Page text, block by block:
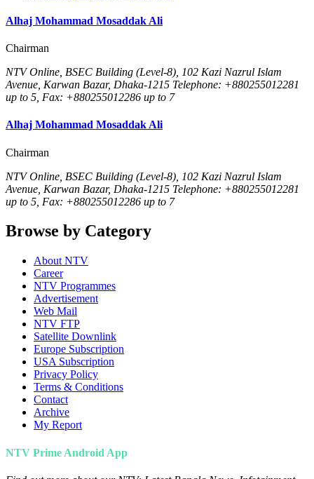
Alhaj Mohammad Mosaddak Ali
Chairman
NTV Online, BSEC Building (Level-8), 102 Kazi Nazrul Islam
Avenue, Karwan Bazar, Dhaka-1215 Telephone: +880255012281
up to 5, Fax: +880255012286 up to 7
Alhaj Mohammad Mosaddak Ali
Chairman
NTV Online, BSEC Building (Level-8), 102 Kazi Nazrul Islam
Avenue, Karwan Bazar, Dhaka-1215 Telephone: +880255012281
up to 5, Fax: +880255012286 up to 7
Browse by Category
About NTV
Career
NTV Programmes
Advertisement
Web Mail
NTV FTP
Satellite Downlink
Europe Subscription
USA Subscription
Privacy Policy
Terms & Conditions
Contact
Archive
My Report
NTV Prime Android App